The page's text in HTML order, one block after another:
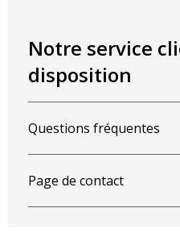
Notre service
disposition
Questions fréquentes
Page de contact